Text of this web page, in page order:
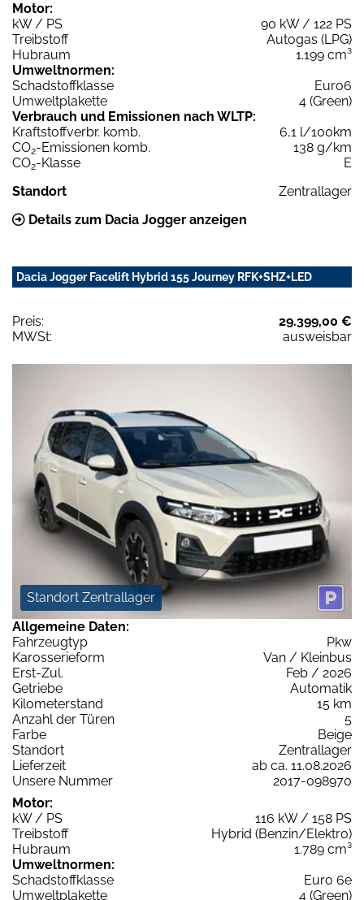
Motor:
kW / PS
90 kW / 122 PS
Treibstoff
Autogas (LPG)
Hubraum
1.199 cm³
Umweltnormen:
Schadstoffklasse
Euro6
Umweltplakette
4 (Green)
Verbrauch und Emissionen nach WLTP:
Kraftstoffverbr. komb.
6,1 l/100km
CO2-Emissionen komb.
138 g/km
CO2-Klasse
E
Standort
Zentrallager
Details zum Dacia Jogger anzeigen
Dacia Jogger Facelift Hybrid 155 Journey RFK+SHZ+LED
Preis:
29.399,00 €
MWSt:
ausweisbar
Standort Zentrallager
Allgemeine Daten:
Fahrzeugtyp
Pkw
Karosserieform
Van / Kleinbus
Erst-Zul.
Feb / 2026
Getriebe
Automatik
Kilometerstand
15 km
Anzahl der Türen
5
Farbe
Beige
Standort
Zentrallager
Lieferzeit
ab ca. 11.08.2026
Unsere Nummer
2017-098970
Motor:
kW / PS
116 kW / 158 PS
Treibstoff
Hybrid (Benzin/Elektro)
Hubraum
1.789 cm³
Umweltnormen:
Schadstoffklasse
Euro 6e
Umweltplakette
4 (Green)